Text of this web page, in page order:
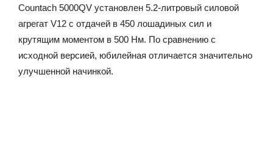
Countach 5000QV установлен 5.2-литровый силовой
агрегат V12 с отдачей в 450 лошадиных сил и
крутящим моментом в 500 Нм. По сравнению с
исходной версией, юбилейная отличается значительно
улучшенной начинкой.